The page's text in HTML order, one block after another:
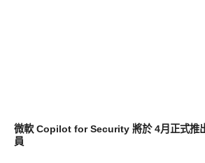
微軟 Copilot for Security 將於 4月正式推
員